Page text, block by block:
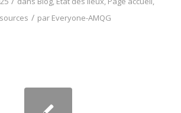
/ par Everyone-AMQG